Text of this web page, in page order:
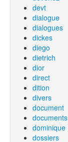
devt
dialogue
dialogues
dickes
diego
dietrich
dior
direct
dition
divers
document
documents
dominique
dossiers